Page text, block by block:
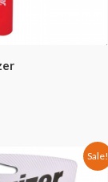
Sale!